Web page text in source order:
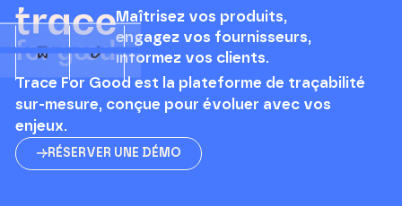
Maîtrisez vos produits,
engagez vos fournisseurs,
informez vos clients.
Trace For Good est la plateforme de traçabilité
sur-mesure, conçue pour évoluer avec vos
enjeux.
RÉSERVER UNE DÉMO